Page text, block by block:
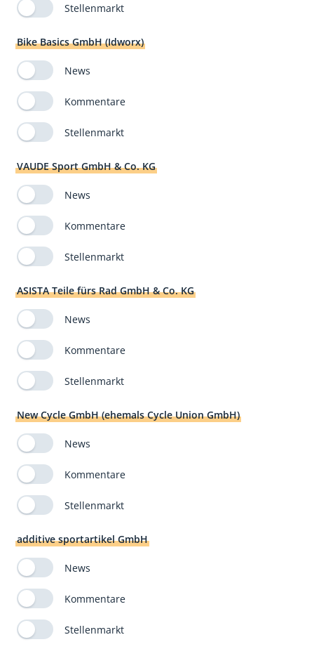
Stellenmarkt
Bike Basics GmbH (Idworx)
News
Kommentare
Stellenmarkt
VAUDE Sport GmbH & Co. KG
News
Kommentare
Stellenmarkt
ASISTA Teile fürs Rad GmbH & Co. KG
News
Kommentare
Stellenmarkt
New Cycle GmbH (ehemals Cycle Union GmbH)
News
Kommentare
Stellenmarkt
additive sportartikel GmbH
News
Kommentare
Stellenmarkt